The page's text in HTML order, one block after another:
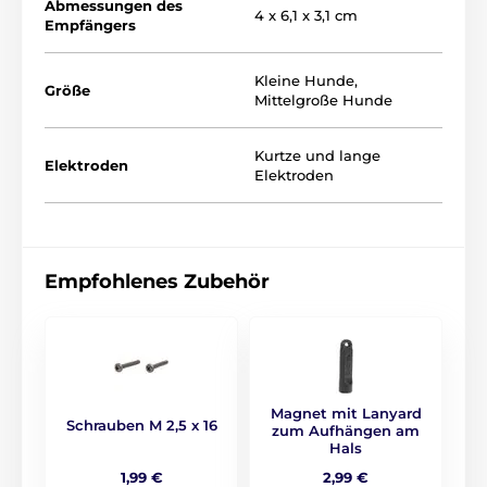
Der verstellbare Nylongurt kann für ein Halsumfang
von 18 - 50 cm eingestellt werden und ist mit einem
kleinen, leichten Empfänger für kleine Hunde
Abmessungen des
Empfängers
4 x 6,1 x 3,1 cm
Größe
Kleine Hunde,
Mittelgroße Hunde
Elektroden
Kurtze und lange
Elektroden
Empfohlenes Zubehör
Schrauben M 2,5 x 16
1,99 €
Magnet mit Lanyard
zum Aufhängen am
Hals
2,99 €